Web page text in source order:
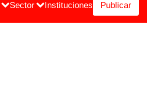
Sector Instituciones Publicar